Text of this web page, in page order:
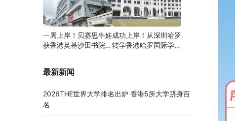
一周上岸！贝赛思牛娃
获香港英基沙田书院录
成功上岸！从深圳哈罗
转学香港哈罗国际学
最新新闻
2026THE世界大学排名出炉 香港5所大学跻身百
名